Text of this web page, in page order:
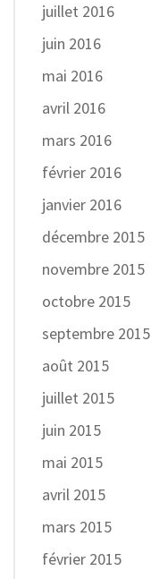
juillet 2016
juin 2016
mai 2016
avril 2016
mars 2016
février 2016
janvier 2016
décembre 2015
novembre 2015
octobre 2015
septembre 2015
août 2015
juillet 2015
juin 2015
mai 2015
avril 2015
mars 2015
février 2015